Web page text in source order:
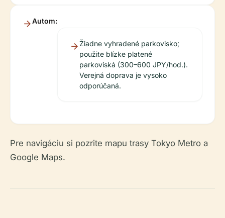
Autom:
Žiadne vyhradené parkovisko;
použite blízke platené
parkoviská (300–600 JPY/hod.).
Verejná doprava je vysoko
odporúčaná.
Pre navigáciu si pozrite mapu trasy Tokyo Metro a
Google Maps.